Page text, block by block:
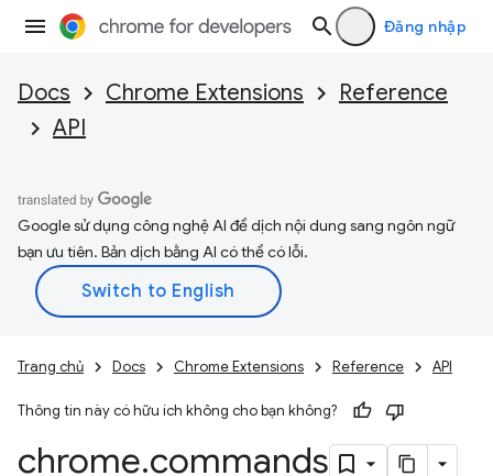
Đăng nhập
Docs Chrome Extensions
Reference
API
Google sử dụng công nghệ AI để dịch nội dung sang ngôn ngữ
bạn ưu tiên. Bản dịch bằng AI có thể có lỗi.
Trang chủ Docs Chrome Extensions Reference API
Thông tin này có hữu ích không cho bạn không?
chrome.commands